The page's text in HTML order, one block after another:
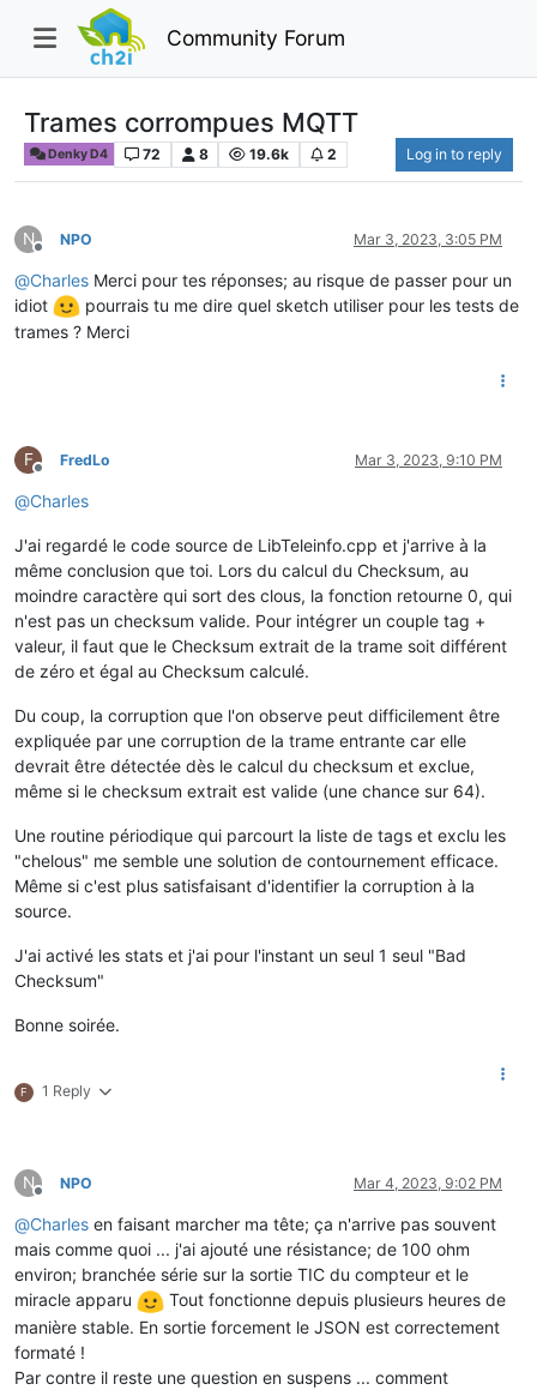
Community Forum
Trames corrompues MQTT
Denky D4 72 8 19.6k 2 Log in to reply
N
Offline
NPO Mar 3, 2023, 3:05 PM
@Charles Merci pour tes réponses; au risque de passer pour un
idiot
pourrais tu me dire quel sketch utiliser pour les tests de
trames ? Merci
F
Offline
FredLo Mar 3, 2023, 9:10 PM
@Charles
J'ai regardé le code source de LibTeleinfo.cpp et j'arrive à la
même conclusion que toi. Lors du calcul du Checksum, au
moindre caractère qui sort des clous, la fonction retourne 0, qui
n'est pas un checksum valide. Pour intégrer un couple tag +
valeur, il faut que le Checksum extrait de la trame soit différent
de zéro et égal au Checksum calculé.
Du coup, la corruption que l'on observe peut difficilement être
expliquée par une corruption de la trame entrante car elle
devrait être détectée dès le calcul du checksum et exclue,
même si le checksum extrait est valide (une chance sur 64).
Une routine périodique qui parcourt la liste de tags et exclu les
"chelous" me semble une solution de contournement efficace.
Même si c'est plus satisfaisant d'identifier la corruption à la
source.
J'ai activé les stats et j'ai pour l'instant un seul 1 seul "Bad
Checksum"
Bonne soirée.
F 1 Reply
N
Offline
NPO Mar 4, 2023, 9:02 PM
@Charles en faisant marcher ma tête; ça n'arrive pas souvent
mais comme quoi ... j'ai ajouté une résistance; de 100 ohm
environ; branchée série sur la sortie TIC du compteur et le
miracle apparu
Tout fonctionne depuis plusieurs heures de
manière stable. En sortie forcement le JSON est correctement
formaté !
Par contre il reste une question en suspens ... comment